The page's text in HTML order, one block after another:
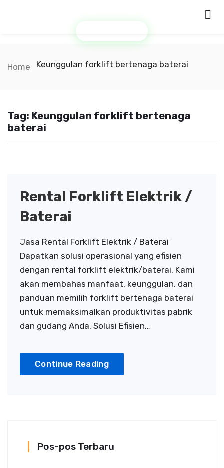
Home Keunggulan forklift bertenaga baterai
Tag: Keunggulan forklift bertenaga
baterai
Rental Forklift Elektrik /
Baterai
Jasa Rental Forklift Elektrik / Baterai
Dapatkan solusi operasional yang efisien
dengan rental forklift elektrik/baterai. Kami
akan membahas manfaat, keunggulan, dan
panduan memilih forklift bertenaga baterai
untuk memaksimalkan produktivitas pabrik
dan gudang Anda. Solusi Efisien…
Continue Reading
Pos-pos Terbaru